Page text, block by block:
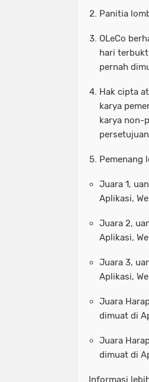
Panitia
OLeCo
hari
pernah
Hak cipta
karya
karya non-
Pemenang
Juara 1,
Aplikasi,
Juara 2,
Aplikasi,
Juara 3,
Aplikasi,
Juara
dimuat di
Juara
dimuat di
Informasi